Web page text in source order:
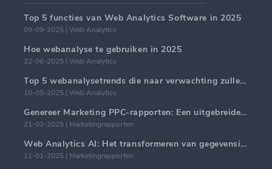
Top 5 functies van Web Analytics Software in 2025
09-09-2025 | Web Analytics
Hoe webanalyse te gebruiken in 2025
22-06-2025 | Web Analytics
Top 5 webanalysetrends die naar verwachting zullen domineren in 2025
10-05-2025 | Web Analytics
Genereer Marketing PPC-rapporten: Een uitgebreide handleiding
21-02-2025 | Marketingrapporten
Web Analytics AI: Het transformeren van gegevensinzichten met precisie
11-01-2025 | Marketingrapporten